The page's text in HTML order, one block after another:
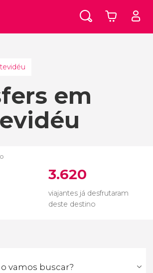
em
3.620
viajantes já desfrutaram
deste destino